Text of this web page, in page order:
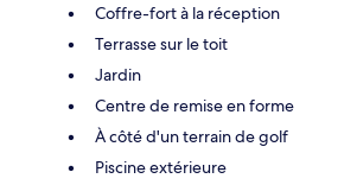
Coffre-fort à la réception
Terrasse sur le toit
Jardin
Centre de remise en forme
À côté d'un terrain de golf
Piscine extérieure